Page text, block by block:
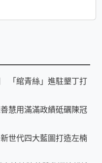
「綰青絲」進駐墾丁打
慧用滿滿政績砥礪陳冠
世代四大藍圖打造左楠